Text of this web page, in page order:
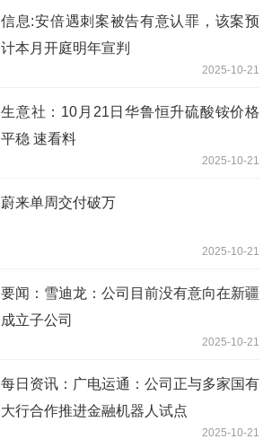
信息:安倍遇刺案被告有意认罪，该案预
计本月开庭明年宣判
2025-10-21
生意社：10月21日华鲁恒升硫酸铵价格
平稳 速看料
2025-10-21
蔚来单周交付破万
2025-10-21
要闻：雪迪龙：公司目前没有意向在新疆
成立子公司
2025-10-21
每日资讯：广电运通：公司正与多家国有
大行合作推进金融机器人试点
2025-10-21